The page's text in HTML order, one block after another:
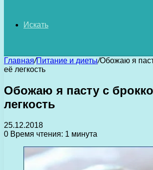
Искать
Главная/Питание и диеты/Обожаю я
её легкость
Обожаю я пасту с
легкость
25.12.2018
0 Время чтения: 1 минута